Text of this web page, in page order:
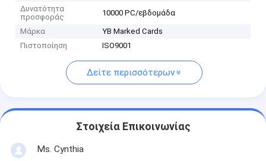
Δυνατότητα
προσφοράς
10000 PC/εβδομάδα
Μάρκα
YB Marked Cards
Πιστοποίηση
ISO9001
Δείτε περισσότερων
Στοιχεία Επικοινωνίας
Ms. Cynthia